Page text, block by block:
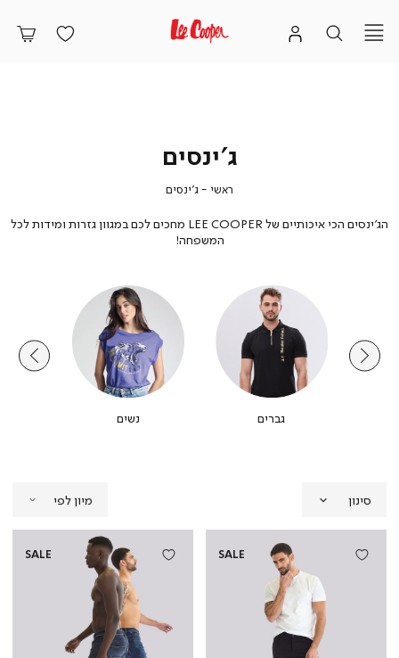
ג'ינסים
ראשי ראשי
ג'ינסיםג'ינסים
הג'ינסים הכי איכותיים של LEE COOPER מחכים לכם במגוון גזרות ומידות לכל
המשפחה!
גברים נשים
סינון
SALE
SALE